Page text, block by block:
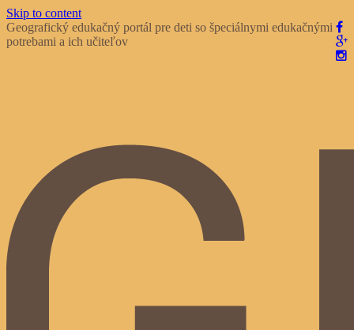
Skip to content
Geografický edukačný portál pre deti so špeciálnymi edukačnými
potrebami a ich učiteľov